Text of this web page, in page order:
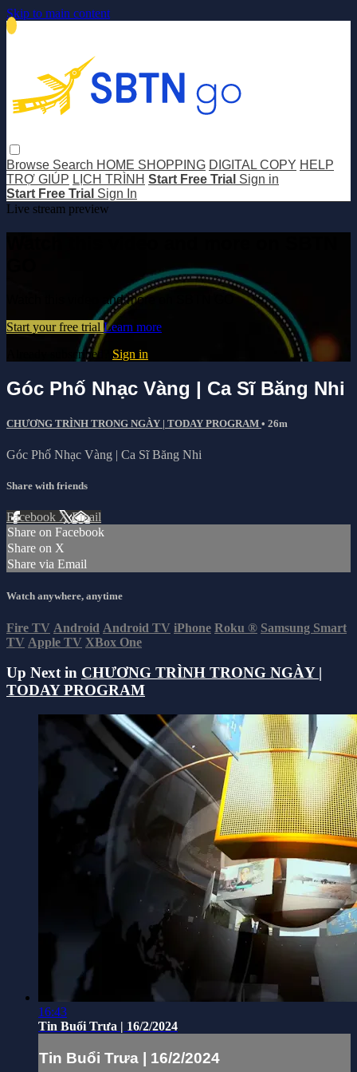
Skip to main content
Browse Search HOME SHOPPING DIGITAL COPY HELP
TRỢ GIÚP LỊCH TRÌNH Start Free Trial Sign in
Start Free Trial Sign In
Live stream preview
Watch this video and more on SBTN GO
Start your free trial Learn more
Already subscribed? Sign in
Góc Phố Nhạc Vàng | Ca Sĩ Băng Nhi
CHƯƠNG TRÌNH TRONG NGÀY | TODAY PROGRAM • 26m
Góc Phố Nhạc Vàng | Ca Sĩ Băng Nhi
Share with friends
Facebook XEmail
Share on Facebook
Share on X
Share via Email
Watch anywhere, anytime
Fire TV Android Android TV iPhone Roku ® Samsung Smart
TV Apple TV XBox One
Up Next in CHƯƠNG TRÌNH TRONG NGÀY |
TODAY PROGRAM
16:43
Tin Buổi Trưa | 16/2/2024
Tin Buổi Trưa | 16/2/2024